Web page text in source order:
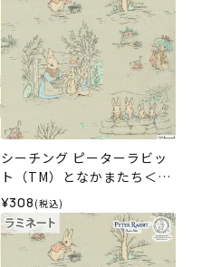
シーチング ピーターラビッ
ト（TM）となかまたち＜01
BE＞生地 ホビーラホビーレ
デザインコレクション
¥308 (税込)